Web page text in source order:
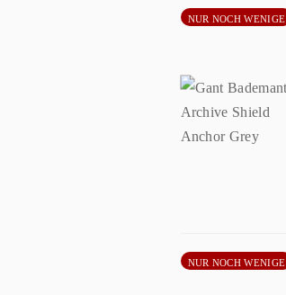
NUR NOCH WENIGE
NUR NOCH WENIGE